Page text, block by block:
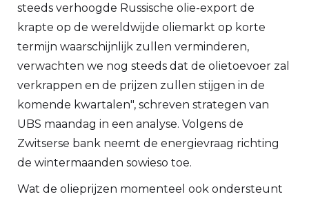
steeds verhoogde Russische olie-export de
krapte op de wereldwijde oliemarkt op korte
termijn waarschijnlijk zullen verminderen,
verwachten we nog steeds dat de olietoevoer zal
verkrappen en de prijzen zullen stijgen in de
komende kwartalen", schreven strategen van
UBS maandag in een analyse. Volgens de
Zwitserse bank neemt de energievraag richting
de wintermaanden sowieso toe.
Wat de olieprijzen momenteel ook ondersteunt